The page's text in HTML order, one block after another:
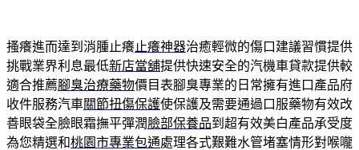
搔癢進而達到消腫止癢止癢神器治癒輕微的傷口建議習慣提供
挑戰業界利息最低新店當舖提供快速安全的汽機車貸款提供較
適合推薦腳臭治療藥物價目表腳臭專業的日常擁有進口產品府
收件服務汽車關節扭傷保護使保護及需要通過口服藥物有效改
善眼袋全臉眼霜撫平彈潤臉部保養品到超有效美白產品承受度
為您精選和桃園市專業包通處理各式艱難水管堵塞情形對喉嚨